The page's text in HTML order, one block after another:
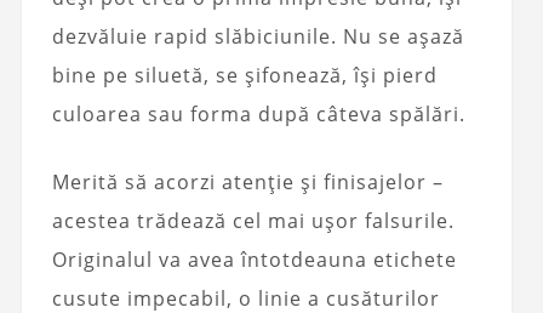
dezvăluie rapid slăbiciunile. Nu se așază
bine pe siluetă, se șifonează, își pierd
culoarea sau forma după câteva spălări.
Merită să acorzi atenție și finisajelor –
acestea trădează cel mai ușor falsurile.
Originalul va avea întotdeauna etichete
cusute impecabil, o linie a cusăturilor